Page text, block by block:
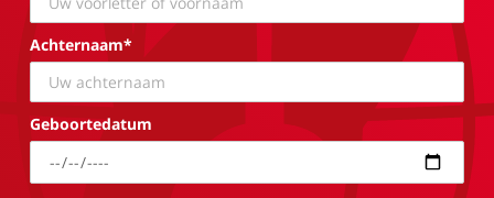
Achternaam*
Geboortedatum